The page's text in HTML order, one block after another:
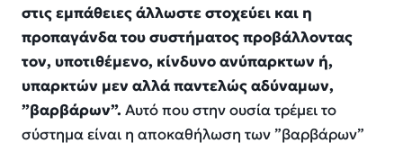
στις εμπάθειες άλλωστε στοχεύει και η
προπαγάνδα του συστήματος προβάλλοντας
τον, υποτιθέμενο, κίνδυνο ανύπαρκτων ή,
υπαρκτών μεν αλλά παντελώς αδύναμων,
”βαρβάρων”. Αυτό που στην ουσία τρέμει το
σύστημα είναι η αποκαθήλωση των ”βαρβάρων”